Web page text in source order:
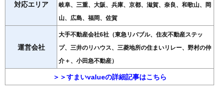
対応エリア
岐阜、三重、大阪、兵庫、京都、滋賀、奈良、和歌山、岡
山、広島、福岡、佐賀
運営会社
大手不動産会社6社（東急リバブル、住友不動産ステッ
プ、三井のリハウス、三菱地所の住まいリレー、野村の仲
介＋、小田急不動産）
＞＞すまいvalueの詳細記事はこちら